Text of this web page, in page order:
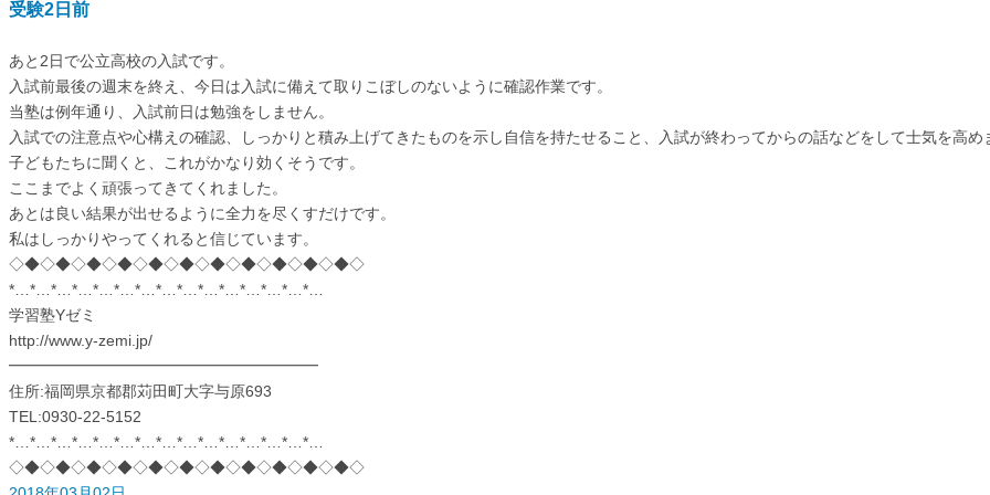
受験2日前
あと2日で公立高校の入試です。
入試前最後の週末を終え、今日は入試に備えて取りこぼしのないように確認作業です。
当塾は例年通り、入試前日は勉強をしません。
入試での注意点や心構えの確認、しっかりと積み上げてきたものを示し自信を持たせること、入試が終わってからの話などをして士気を高め
子どもたちに聞くと、これがかなり効くそうです。
ここまでよく頑張ってきてくれました。
あとは良い結果が出せるように全力を尽くすだけです。
私はしっかりやってくれると信じています。
◇◆◇◆◇◆◇◆◇◆◇◆◇◆◇◆◇◆◇◆◇◆◇
*…*…*…*…*…*…*…*…*…*…*…*…*…*…*…
学習塾Yゼミ
http://www.y-zemi.jp/
━━━━━━━━━━━━━━━━━━━━
住所:福岡県京都郡苅田町大字与原693
TEL:0930-22-5152
*…*…*…*…*…*…*…*…*…*…*…*…*…*…*…
◇◆◇◆◇◆◇◆◇◆◇◆◇◆◇◆◇◆◇◆◇◆◇